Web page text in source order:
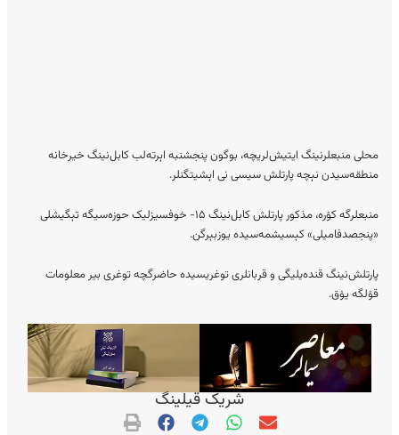
محلی منبعلرنینگ ایتیش‌لریچه، بوگون پنجشنبه اېرته‌لب کابل‌‌نینگ خیرخانه
منطقه‌سیدن نېچه پارتلش سیسی نی اېشیتگنلر.
منبعلرگه کۉره، مذکور پارتلش کابل‌نینگ ۱۵- خوفسیزلیک حوزه‌سیگه تېگیشلی
«پنجصدفامیلی» کېسیشمه‌سیده یوزبېرگن.
پارتلش‌نینگ قنده‌یلیگی و قربانلری توغریسیده حاضرگچه توغری بیر معلومات
قۉلگه یۉق.
شریک قیلینگ